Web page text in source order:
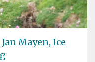
Mayen, Ice